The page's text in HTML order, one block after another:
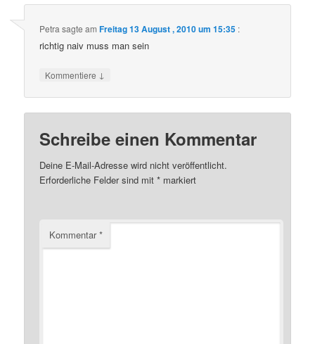
Petra sagte amFreitag 13 August , 2010 um 15:35 :
richtig naiv muss man sein
Kommentiere ↓
Schreibe einen Kommentar
Deine E-Mail-Adresse wird nicht veröffentlicht.
Erforderliche Felder sind mit* markiert
Kommentar*